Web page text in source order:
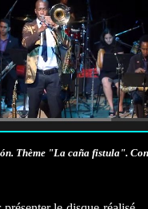
Thème "La caña fistula".